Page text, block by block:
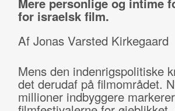
for israelsk film.
Af Jonas Varsted Kirkegaard
Mens den indenrigspolitiske
det derudaf på filmområdet.
millioner indbyggere